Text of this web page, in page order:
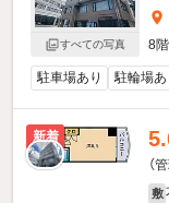
すべての写真
8
駐車場あり 駐輪場あ
新着
（
敷